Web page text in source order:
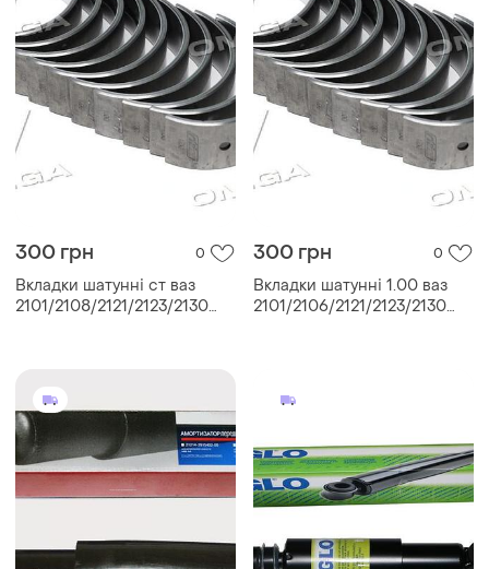
300 грн 0
Вкладки шатунні ст ваз
2101/2108/2121/2123/2130
300 грн 0
Вкладки шатунні 1.00 ваз
2101/2106/2121/2123/2130